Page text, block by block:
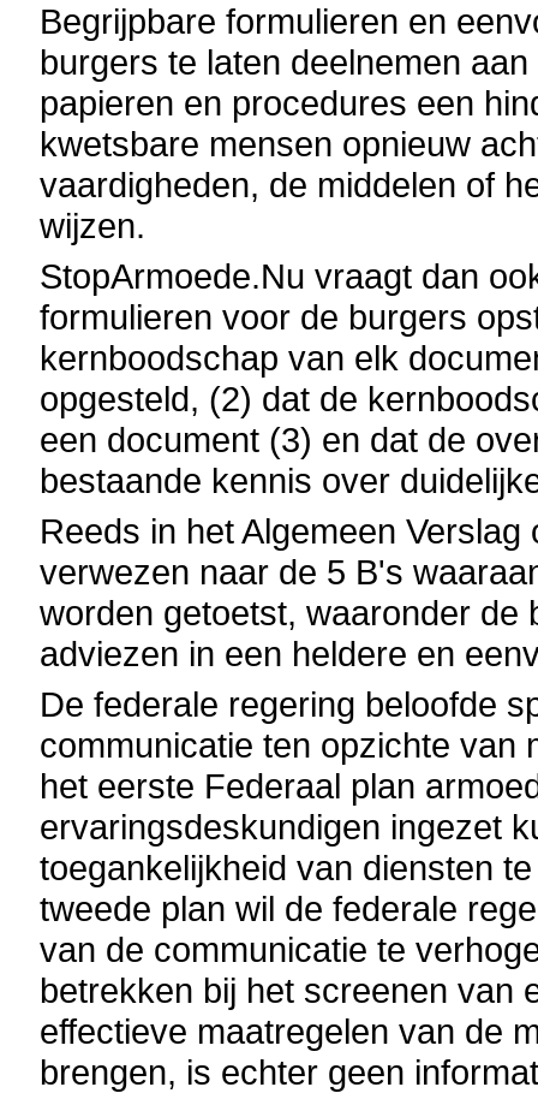
Begrijpbare formulieren en
burgers te laten deelnemen
papieren en procedures een
kwetsbare mensen opnieuw
vaardigheden, de middelen of
wijzen.
StopArmoede.Nu vraagt dan
formulieren voor de burgers
kernboodschap van elk
opgesteld, (2) dat de
een document (3) en dat de
bestaande kennis over
Reeds in het Algemeen
verwezen naar de 5 B's
worden getoetst, waaronder de
adviezen in een heldere en
De federale regering beloofde
communicatie ten opzichte van
het eerste Federaal plan
ervaringsdeskundigen ingezet
toegankelijkheid van diensten
tweede plan wil de federale
van de communicatie te
betrekken bij het screenen van
effectieve maatregelen van de
brengen, is echter geen